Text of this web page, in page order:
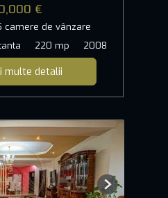
€
camere de vânzare
220 mp 2008
multe detalii
Next